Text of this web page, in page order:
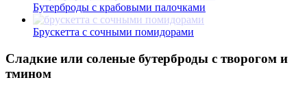
Бутерброды с крабовыми палочками
Брускетта с сочными помидорами
Сладкие или соленые бутерброды с творогом и
тмином